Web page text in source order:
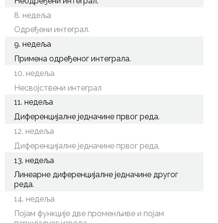
8. недеља
Одређени интеграл.
9. недеља
Примена одређеног интеграла.
10. недеља
Несвојствени интеграл
11. недеља
Диференцијалне једначине првог реда.
12. недеља
Диференцијалне једначине првог реда.
13. недеља
Линеарне диференцијалне једначине другог
реда.
14. недеља
Појам функције две променљиве и појам